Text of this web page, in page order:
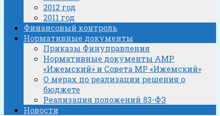
2012 год
2011 год
Финансовый контроль
Нормативные документы
Приказы Финуправления
Нормативные документы АМР
«Ижемский» и Совета МР «Ижемский»
О мерах по реализации решения о
бюджете
Реализация положений 83-ФЗ
Новости